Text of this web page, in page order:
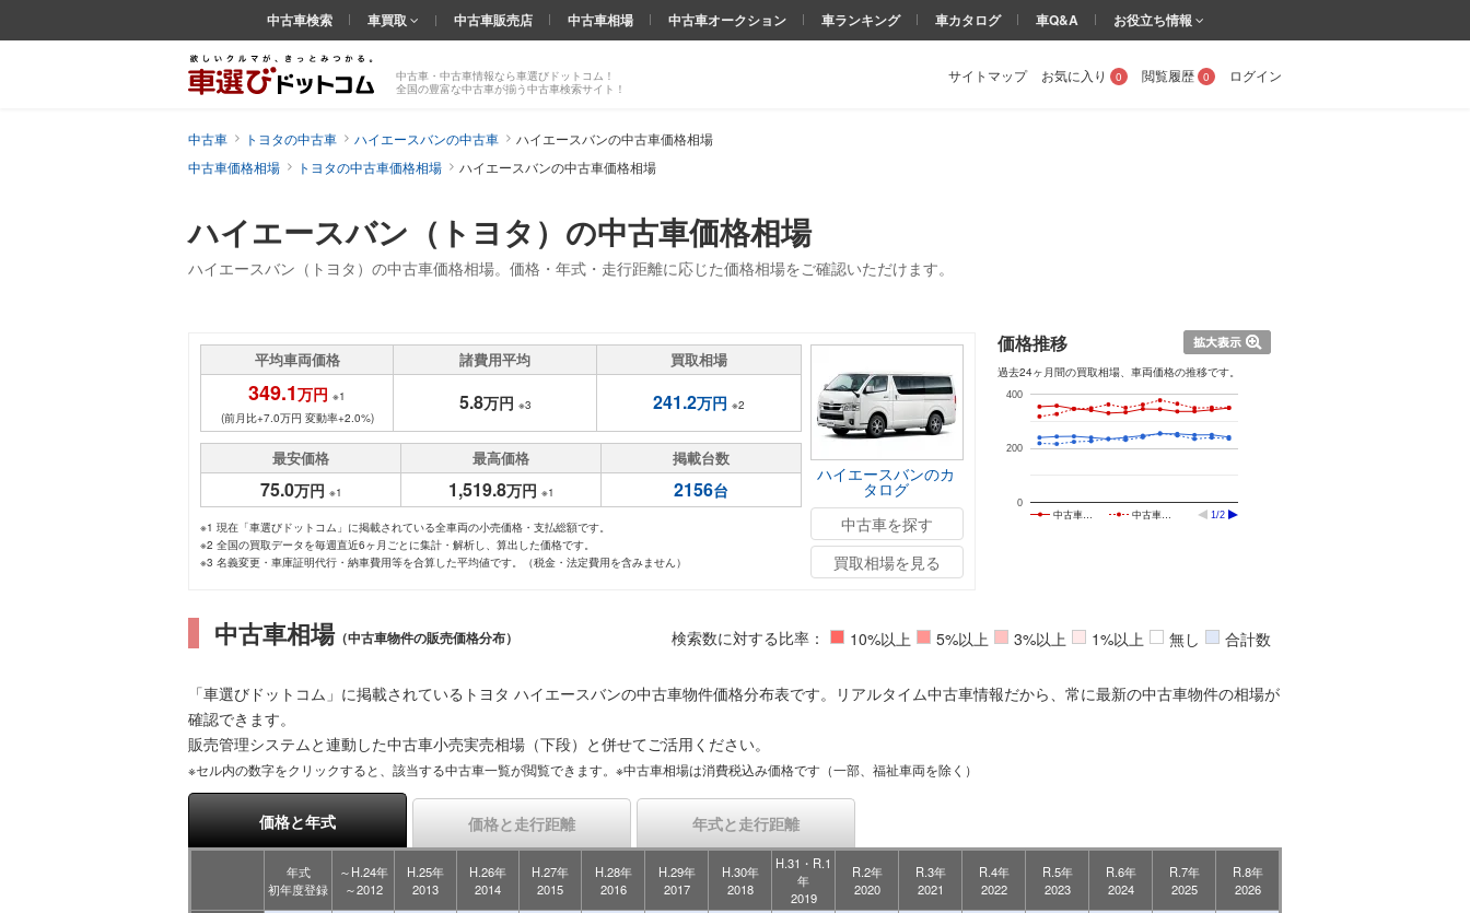
ハイエースバン（トヨタ）の中古車価格相場
ハイエースバン（トヨタ）の中古車価格相場。価格・年式・走行距離に応じた価格相場をご確認いただけます。
中古車・中古車情報なら車選びドットコム！
全国の豊富な中古車が揃う中古車検索サイト！
サイトマップ お気に入り 0 閲覧履歴 0 ログイン
中古車検索 車買取 中古車販売店 中古車相場 中古車オークション 車ランキング 車カタログ 車Q&A お役立ち情報
中古車 トヨタの中古車 ハイエースバンの中古車
ハイエースバンの中古車価格相場
中古車価格相場
トヨタの中古車価格相場 ハイエースバンの中古車価格相場
平均車両価格 諸費用平均 買取相場
349.1万円 ※1
(前月比+7.0万円 変動率+2.0%)
5.8万円 ※3 241.2万円 ※2
最安価格 最高価格 掲載台数
75.0万円 ※1 1,519.8万円 ※1 2156台
※1 現在「車選びドットコム」に掲載されている全車両の小売価格・支払総額です。
※2 全国の買取データを毎週直近6ヶ月ごとに集計・解析し、算出した価格です。
※3 名義変更・車庫証明代行・納車費用等を合算した平均値です。（税金・法定費用を含みません）
ハイエースバンのカ
タログ
中古車を探す
買取相場を見る
価格推移
過去24ヶ月間の買取相場、車両価格の推移です。
中古車… 中古車… 1/2
0
200
400
中古車相場（中古車物件の販売価格分布）
「車選びドットコム」に掲載されているトヨタ ハイエースバンの中古車物件価格分布表です。リアルタイム中古車情報だから、常に最新の中古車物件の相場が
確認できます。
販売管理システムと連動した中古車小売実売相場（下段）と併せてご活用ください。
※セル内の数字をクリックすると、該当する中古車一覧が閲覧できます。※中古車相場は消費税込み価格です（一部、福祉車両を除く）
検索数に対する比率： 10%以上 5%以上 3%以上 1%以上 無し 合計数
価格と年式 価格と走行距離 年式と走行距離
年式
初年度登録
～H.24年
～2012
H.25年
2013
H.26年
2014
H.27年
2015
H.28年
2016
H.29年
2017
H.30年
2018
H.31・R.1
年
2019
R.2年
2020
R.3年
2021
R.4年
2022
R.5年
2023
R.6年
2024
R.7年
2025
R.8年
2026